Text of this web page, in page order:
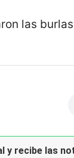
las
y recibe las